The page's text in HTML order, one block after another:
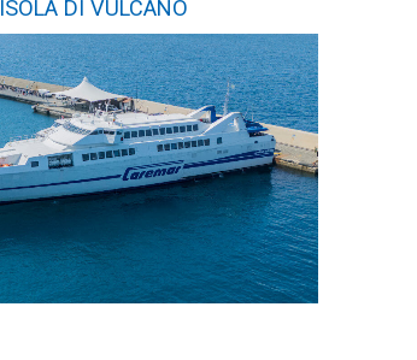
ISOLA DI VULCANO